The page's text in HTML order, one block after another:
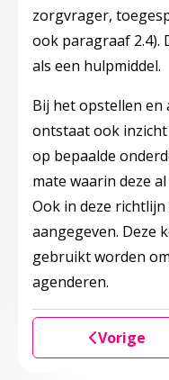
zorgvrager,
ook paragraaf 2.4).
als een hulpmiddel.
Bij het opstellen en
ontstaat ook
op bepaalde
mate waarin deze
Ook in deze
aangegeven. Deze
gebruikt worden
agenderen.
Vorige